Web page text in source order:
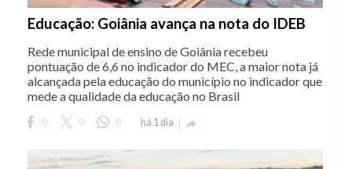
Educação: Goiânia avança na nota do IDEB
Rede municipal de ensino de Goiânia recebeu
pontuação de 6,6 no indicador do MEC, a maior nota já
alcançada pela educação do município no indicador que
mede a qualidade da educação no Brasil
0 0 0 há 1 dia 